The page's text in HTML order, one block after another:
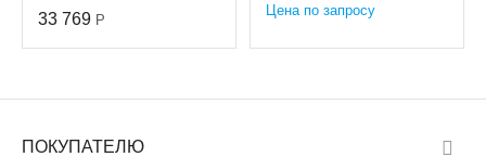
33 769 Р
Цена по запросу
ПОКУПАТЕЛЮ